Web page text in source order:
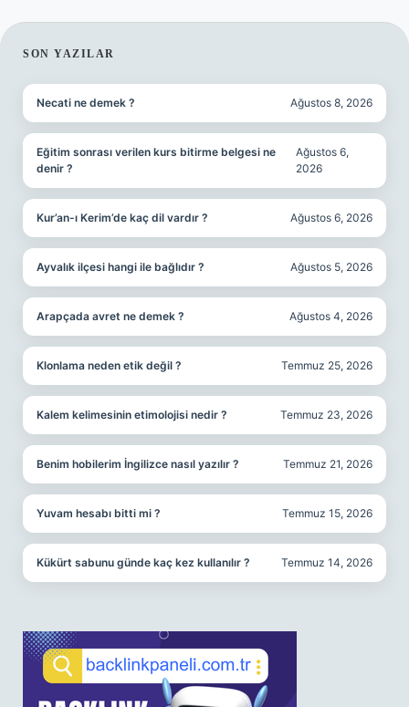
SIDEBAR
SON YAZILAR
Necati ne demek ? Ağustos 8, 2026
Eğitim sonrası verilen kurs bitirme belgesi ne
denir ?
Ağustos 6,
2026
Kur’an-ı Kerim’de kaç dil vardır ? Ağustos 6, 2026
Ayvalık ilçesi hangi ile bağlıdır ? Ağustos 5, 2026
Arapçada avret ne demek ? Ağustos 4, 2026
Klonlama neden etik değil ? Temmuz 25, 2026
Kalem kelimesinin etimolojisi nedir ? Temmuz 23, 2026
Benim hobilerim İngilizce nasıl yazılır ? Temmuz 21, 2026
Yuvam hesabı bitti mi ? Temmuz 15, 2026
Kükürt sabunu günde kaç kez kullanılır ? Temmuz 14, 2026